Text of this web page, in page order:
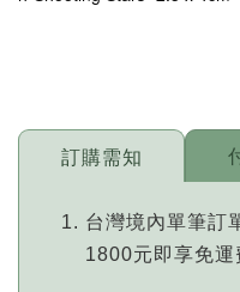
訂購需知
台灣境內單筆訂
1800元即享免運